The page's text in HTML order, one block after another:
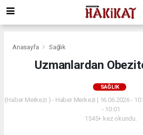
Anasayfa Sağlık
Uzmanlardan
SAĞLIK
(Haber Merkezi ) - Haber Merkezi | 16.06.2026 -
- 10:01
1545+ kez okundu.